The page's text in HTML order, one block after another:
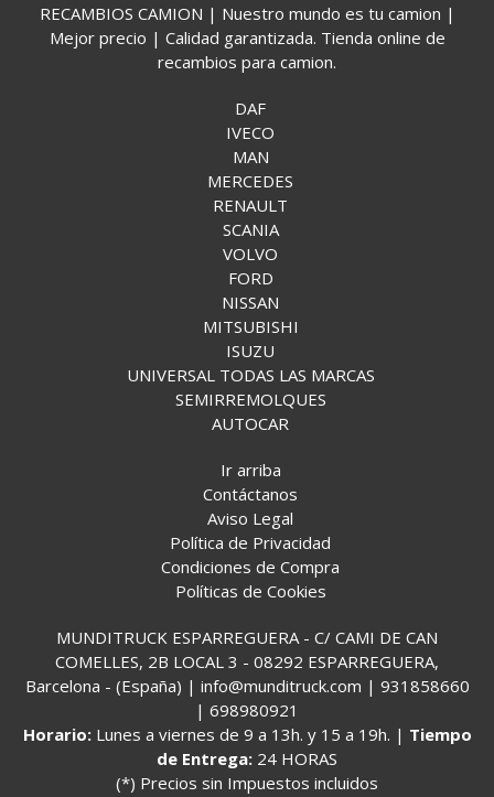
RECAMBIOS CAMION | Nuestro mundo es tu camion |
Mejor precio | Calidad garantizada. Tienda online de
recambios para camion.
DAF
IVECO
MAN
MERCEDES
RENAULT
SCANIA
VOLVO
FORD
NISSAN
MITSUBISHI
ISUZU
UNIVERSAL TODAS LAS MARCAS
SEMIRREMOLQUES
AUTOCAR
Ir arriba
Contáctanos
Aviso Legal
Política de Privacidad
Condiciones de Compra
Políticas de Cookies
MUNDITRUCK ESPARREGUERA - C/ CAMI DE CAN
COMELLES, 2B LOCAL 3 - 08292 ESPARREGUERA,
Barcelona - (España) | info@munditruck.com | 931858660
| 698980921
Horario: Lunes a viernes de 9 a 13h. y 15 a 19h. | Tiempo
de Entrega: 24 HORAS
(*) Precios sin Impuestos incluidos